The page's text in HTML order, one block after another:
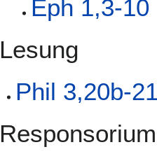
Eph 1,3-10
Lesung
Phil 3,20b-
Responsorium